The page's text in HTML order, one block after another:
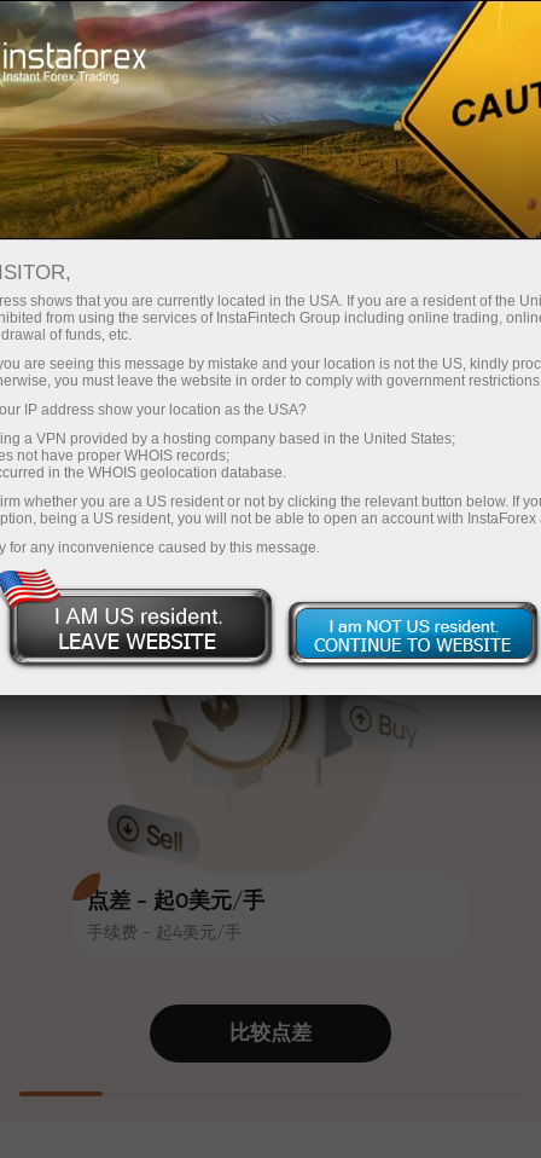
InstaForex
点差 - 起0美元/手
手续费 - 起4美元/手
通过InstaForex获得真正竞争力的机
点差和手续费，以及股票和指数交
易的优惠条件
时可获得高达30%的奖金，并享受
其他促销活动和优惠
赛道速度与交易速度共享相同价值
观。Ales Loprais将刺激与纪律元素
带入交易世界，作为InstaForex合作
伙伴，激励客户实现雄心勃勃的目
值账户即可获得iPhone、MacBook
或梦想旅行
最低
每笔存款
30%奖金
交易速度
与赛道速度
您的专属礼物大奖
充值$333—选择价值高达$1,500的礼物
无风险交易—
我们保证您的利润
最高X1000奖金—市场上最大倍数
比较点差
shows that you are currently located in the USA. If you are a resident of the
from using the services of InstaFintech Group including online trading,
of funds, etc.
are seeing this message by mistake and your location is not the US, kindly
you must leave the website in order to comply with government
IP address show your location as the USA?
a VPN provided by a hosting company based in the United States;
not have proper WHOIS records;
in the WHOIS geolocation database.
whether you are a US resident or not by clicking the relevant button below. If
being a US resident, you will not be able to open an account with InstaForex
for any inconvenience caused by this message.